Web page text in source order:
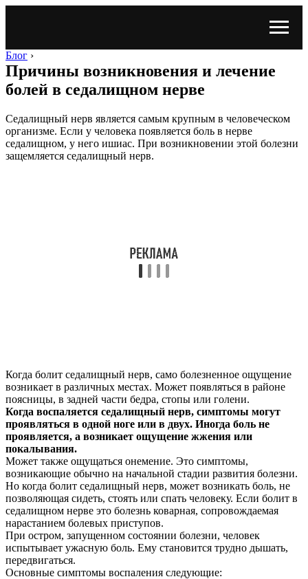
Блог ›
Причины возникновения и лечение
болей в седалищном нерве
Седалищный нерв является самым крупным в человеческом
организме. Если у человека появляется боль в нерве
седалищном, у него ишиас. При возникновении этой болезни
защемляется седалищный нерв.
Когда болит седалищный нерв, само болезненное ощущение
возникает в различных местах. Может появляться в районе
поясницы, в задней части бедра, стопы или голени.
Когда воспаляется седалищный нерв, симптомы могут
проявляться в одной ноге или в двух. Иногда боль не
проявляется, а возникает ощущение жжения или
покалывания.
Может также ощущаться онемение. Это симптомы,
возникающие обычно на начальной стадии развития болезни.
Но когда болит седалищный нерв, может возникать боль, не
позволяющая сидеть, стоять или спать человеку. Если болит в
седалищном нерве это болезнь коварная, сопровождаемая
нарастанием болевых приступов.
При остром, запущенном состоянии болезни, человек
испытывает ужасную боль. Ему становится трудно дышать,
передвигаться.
Основные симптомы воспаления следующие: